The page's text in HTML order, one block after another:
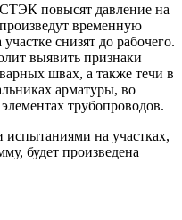
повысят давление на
временную
снизят до рабочего.
выявить признаки
швах, а также течи в
арматуры, во
трубопроводов.
на участках,
будет произведена